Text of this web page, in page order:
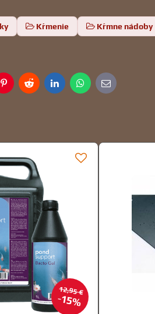
Kŕmenie Kŕmne nádoby
PinterestRedditLinkedInWhatsApp
E-
mail
12,95 €
15%